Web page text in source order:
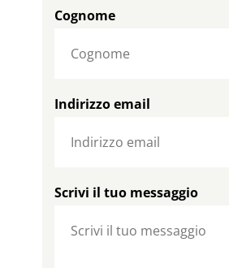
Cognome
Indirizzo email
Scrivi il tuo messaggio